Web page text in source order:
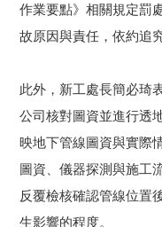
作業要點》相關規定罰
故原因與責任，依約追
此外，新工處長簡必琦
公司核對圖資並進行透
映地下管線圖資與實際
圖資、儀器探測與施工
反覆檢核確認管線位置
生影響的程度。